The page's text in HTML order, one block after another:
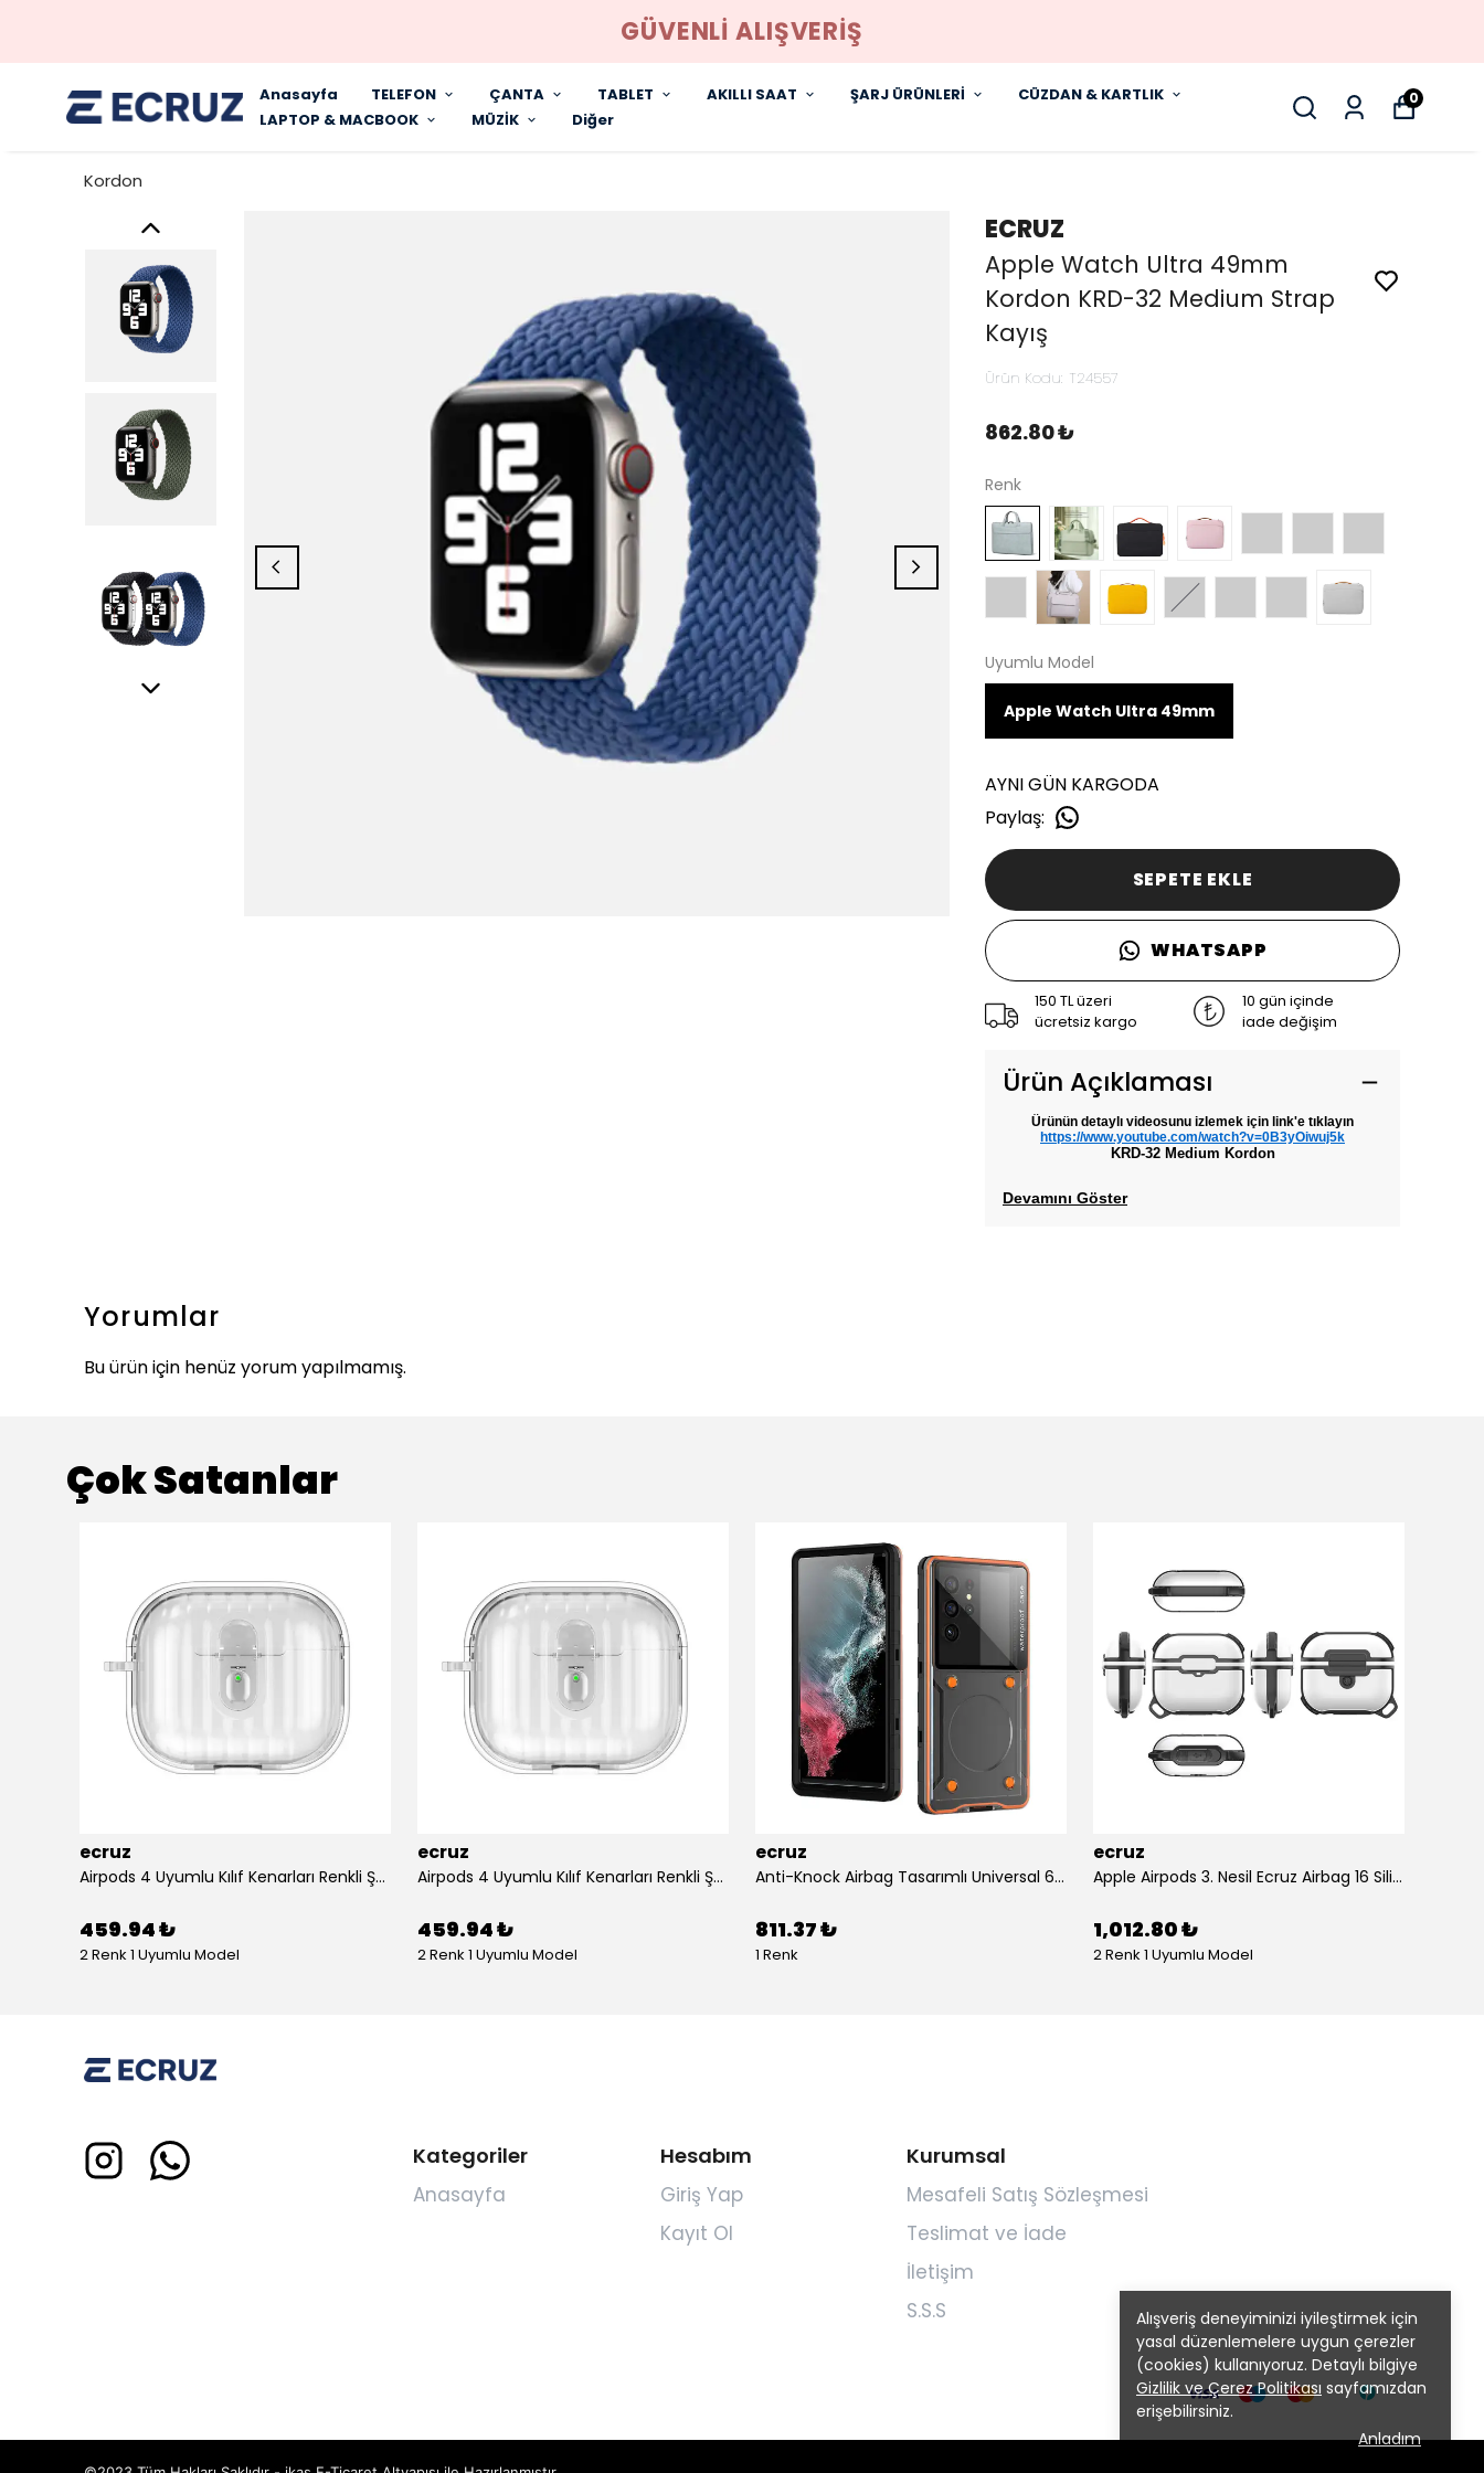
GÜVENLİ ALIŞVERİŞ
Anasayfa TELEFON ÇANTA TABLET AKILLI SAAT ŞARJ ÜRÜNLERİ
CÜZDAN & KARTLIK
LAPTOP & MACBOOK
MÜZİK Diğer
0
Alışveriş deneyiminizi iyileştirmek için
yasal düzenlemelere uygun çerezler
(cookies) kullanıyoruz. Detaylı bilgiye
Gizlilik ve Çerez Politikası sayfamızdan
erişebilirsiniz.
Anladım
Kordon
ECRUZ
Apple Watch Ultra 49mm
Kordon KRD-32 Medium Strap
Kayış
Ürün Kodu: T24557
862.80 ₺
Renk
Uyumlu Model
Apple Watch Ultra 49mm
AYNI GÜN KARGODA
Paylaş:
SEPETE EKLE
WHATSAPP
150 TL üzeri
ücretsiz kargo
10 gün içinde
iade değişim
Ürün Açıklaması
Ürünün detaylı videosunu izlemek için link'e tıklayın
https://www.youtube.com/watch?v=0B3yOiwuj5k
KRD-32 Medium Kordon
Devamını Göster
Yorumlar
Bu ürün için henüz yorum yapılmamış.
Çok Satanlar
ecruz
Airpods 4 Uyumlu Kılıf Kenarları Renkli Şeffaf Dilimli Silikon Ecruz Airbag 40 Uyumlu Kılıf
459.94 ₺
2 Renk 1 Uyumlu Model
ecruz
Airpods 4 Uyumlu Kılıf Kenarları Renkli Şeffaf Dilimli Silikon Ecruz Airbag 40 Uyumlu Kılıf
459.94 ₺
2 Renk 1 Uyumlu Model
ecruz
Anti-Knock Airbag Tasarımlı Universal 6.9"inç Su Geçirmez Ecruz Voter Kapak
811.37 ₺
1 Renk
ecruz
Apple Airpods 3. Nesil Ecruz Airbag 16 Silikon 1-1 Su Geçirmez Uyumlu Kılıf
1,012.80 ₺
2 Renk 1 Uyumlu Model
Kategoriler
Anasayfa
Hesabım
Giriş Yap
Kayıt Ol
Kurumsal
Mesafeli Satış Sözleşmesi
Teslimat ve İade
İletişim
S.S.S